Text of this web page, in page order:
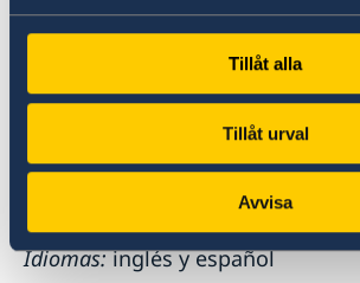
Tillåt alla
Tillåt urval
Avvisa
Boris Gómez
borisgomez19@gmail.com
+51 994374176
Idiomas:inglés y español